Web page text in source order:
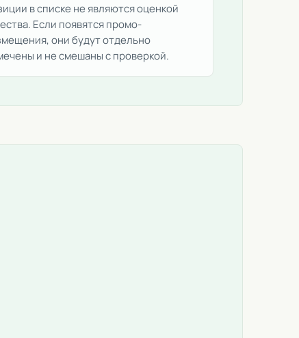
в списке не являются оценкой
Если появятся промо-
они будут отдельно
и не смешаны с проверкой.